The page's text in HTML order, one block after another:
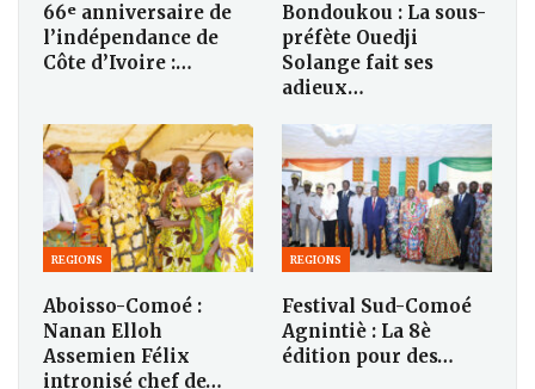
66ᵉ anniversaire de
l’indépendance de
Côte d’Ivoire :…
Bondoukou : La sous-
préfète Ouedji
Solange fait ses
adieux…
REGIONS
Aboisso-Comoé :
Nanan Elloh
Assemien Félix
intronisé chef de…
REGIONS
Festival Sud-Comoé
Agnintiè : La 8è
édition pour des…